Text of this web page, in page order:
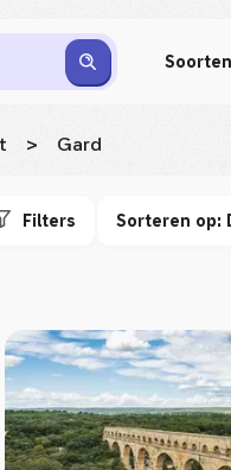
> Gard
Filters Sorteren op: